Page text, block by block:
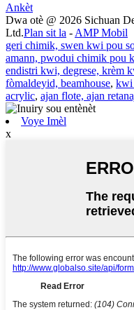
Ankèt
Dwa otè @ 2026 Sichuan
Ltd.Plan sit la - AMP Mobil
geri chimik, swen kwi pou
amann, pwodui chimik pou
endistri kwi, degrese, krèm
fòmaldeyid, beamhouse, kwi
acrylic, ajan flote, ajan
Voye Imèl
x